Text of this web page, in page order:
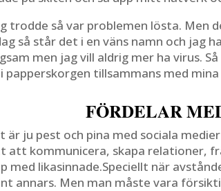
trodde så var problemen lösta. Men
så står det i en väns namn och jag
men jag vill aldrig mer ha virus.
papperskorgen tillsammans med
FÖRDELAR
är ju pest och pina med sociala
att kommunicera, skapa relationer,
med likasinnade.Speciellt när
annars. Men man måste vara